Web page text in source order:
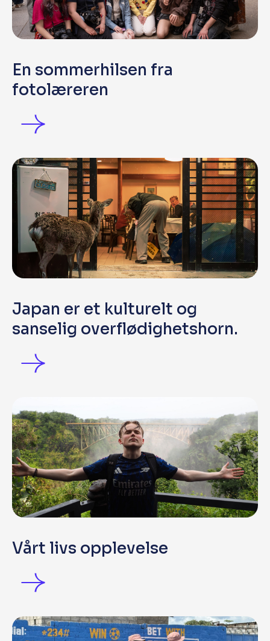
En sommerhilsen fra
fotolæreren
Japan er et kulturelt og
sanselig overflødighetshorn.
Vårt livs opplevelse